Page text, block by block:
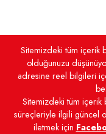
Sitemizdeki tüm içerik
olduğunuzu
adresine reel bilgileri
Sitemizdeki tüm içerik
süreçleriyle ilgili güncel
iletmek için